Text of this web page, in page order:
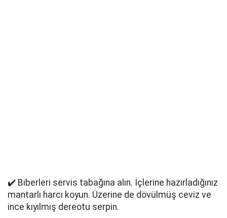
✔️ Biberleri servis tabağına alın. İçlerine hazırladığınız
mantarlı harcı koyun. Üzerine de dövülmüş ceviz ve
ince kıyılmış dereotu serpin.